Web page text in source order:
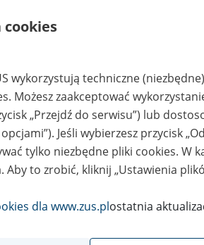
8 2019
Brak
Banku
30
April
2019
Ograniczenia
29
April
2019
Chwilowe
26
2019
Chwilowe
wykorzystują techniczne
Możesz zaakceptować
„Przejdź do serwisu”) lub
Jeśli wybierzesz przycisk
tylko niezbędne pliki cookies. W
Aby to zrobić, kliknij „Ustawienia
dla www.zus.plostatnia